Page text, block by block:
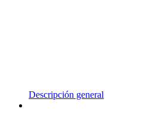
Descripción general